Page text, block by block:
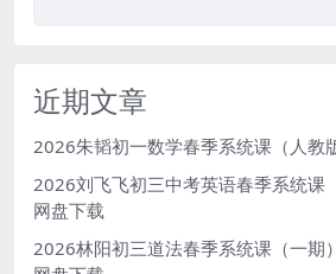
近期文章
2026朱韬初一数学春季系统课（人教
2026刘飞飞初三中考英语春季系统课
网盘下载
2026林阳初三道法春季系统课（一期